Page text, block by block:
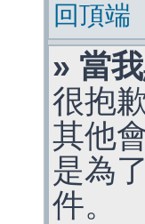
回頂端
» 當
很抱
其他
是為
件。